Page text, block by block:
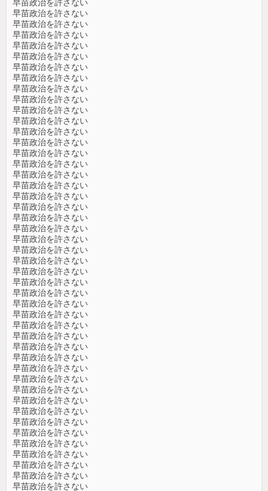
早苗政治を許さない
早苗政治を許さない
早苗政治を許さない
早苗政治を許さない
早苗政治を許さない
早苗政治を許さない
早苗政治を許さない
早苗政治を許さない
早苗政治を許さない
早苗政治を許さない
早苗政治を許さない
早苗政治を許さない
早苗政治を許さない
早苗政治を許さない
早苗政治を許さない
早苗政治を許さない
早苗政治を許さない
早苗政治を許さない
早苗政治を許さない
早苗政治を許さない
早苗政治を許さない
早苗政治を許さない
早苗政治を許さない
早苗政治を許さない
早苗政治を許さない
早苗政治を許さない
早苗政治を許さない
早苗政治を許さない
早苗政治を許さない
早苗政治を許さない
早苗政治を許さない
早苗政治を許さない
早苗政治を許さない
早苗政治を許さない
早苗政治を許さない
早苗政治を許さない
早苗政治を許さない
早苗政治を許さない
早苗政治を許さない
早苗政治を許さない
早苗政治を許さない
早苗政治を許さない
早苗政治を許さない
早苗政治を許さない
早苗政治を許さない
早苗政治を許さない